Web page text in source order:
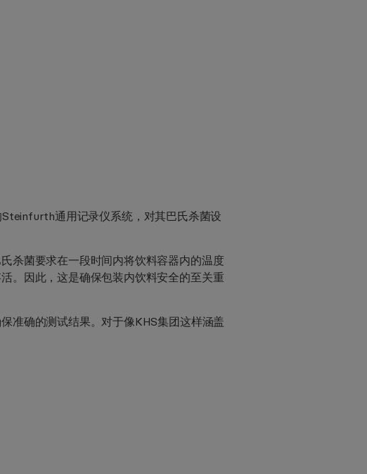
通用记录仪系统，对其巴氏杀菌设
杀菌要求在一段时间内将饮料容器内的温度
。因此，这是确保包装内饮料安全的至关重
准确的测试结果。对于像KHS集团这样涵盖